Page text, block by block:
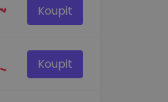
Koupit
Koupit